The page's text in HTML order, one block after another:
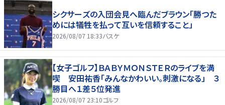
シクサーズの入団会見へ臨んだブラウン「勝つた
めには犠牲を払って互いを信頼すること」
2026/08/07 18:33バスケ
【女子ゴルフ】ＢＡＢＹＭＯＮＳＴＥＲのライブを満
喫 安田祐香「みんなかわいい。刺激になる」 ３
勝目へ１差５位発進
2026/08/07 23:10ゴルフ